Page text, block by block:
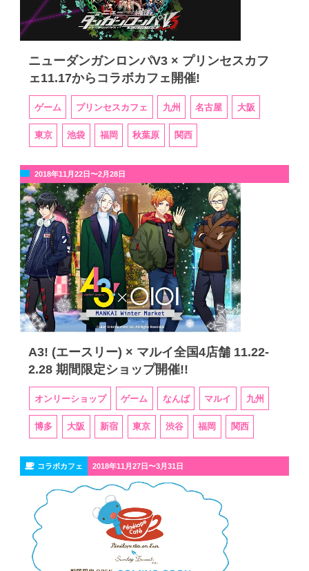
ニューダンガンロンパV3 × プリンセスカフ
ェ11.17からコラボカフェ開催!
ゲーム プリンセスカフェ 九州 名古屋 大阪
東京 池袋 福岡 秋葉原 関西
2018年11月22日〜2月28日
A3! (エースリー) × マルイ全国4店舗 11.22-
2.28 期間限定ショップ開催!!
オンリーショップ ゲーム なんば マルイ 九州
博多 大阪 新宿 東京 渋谷 福岡 関西
コラボカフェ 2018年11月27日〜3月31日